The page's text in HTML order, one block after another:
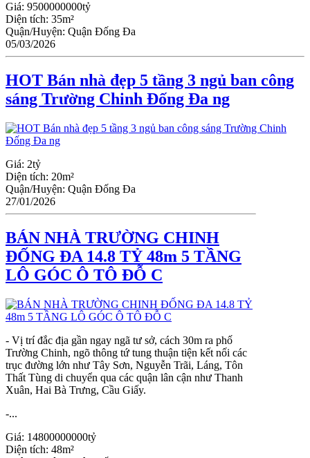
Giá: 9500000000tỷ
Diện tích: 35m²
Quận/Huyện: Quận Đống Đa
05/03/2026
HOT Bán nhà đẹp 5 tầng 3 ngủ ban công
sáng Trường Chinh Đống Đa ng
Giá: 2tỷ
Diện tích: 20m²
Quận/Huyện: Quận Đống Đa
27/01/2026
BÁN NHÀ TRƯỜNG CHINH
ĐỐNG ĐA 14.8 TỶ 48m 5 TẦNG
LÔ GÓC Ô TÔ ĐỖ C
- Vị trí đắc địa gần ngay ngã tư sở, cách 30m ra phố
Trường Chinh, ngõ thông tứ tung thuận tiện kết nối các
trục đường lớn như Tây Sơn, Nguyễn Trãi, Láng, Tôn
Thất Tùng di chuyển qua các quận lân cận như Thanh
Xuân, Hai Bà Trưng, Cầu Giấy.
-...
Giá: 14800000000tỷ
Diện tích: 48m²